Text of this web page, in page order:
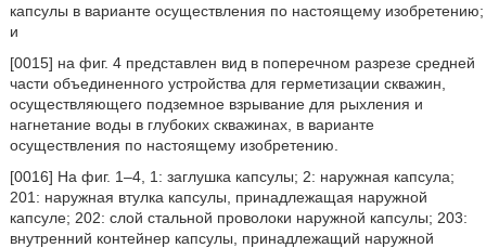
капсулы в варианте осуществления по настоящему изобретению;
и
[0015] на фиг. 4 представлен вид в поперечном разрезе средней
части объединенного устройства для герметизации скважин,
осуществляющего подземное взрывание для рыхления и
нагнетание воды в глубоких скважинах, в варианте
осуществления по настоящему изобретению.
[0016] На фиг. 1–4, 1: заглушка капсулы; 2: наружная капсула;
201: наружная втулка капсулы, принадлежащая наружной
капсуле; 202: слой стальной проволоки наружной капсулы; 203:
внутренний контейнер капсулы, принадлежащий наружной